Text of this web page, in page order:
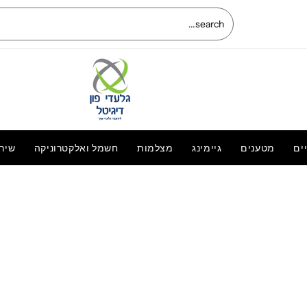
מטענים גיימינג מצלמות חשמל ואלקטרוניקה